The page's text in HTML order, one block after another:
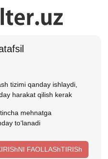
tizimi qanday ishlaydi,
harakat qilish kerak
mehnatga
toʻlanadi
FAOLLAShTIRISh